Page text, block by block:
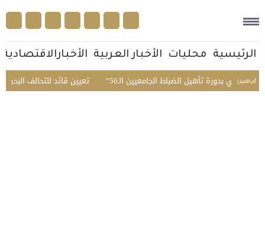
الرئيسية محليات الأخبار العربية الأخبارالاقتصادية
أخر الأخبار | تعيين قائد للتحالف البحري بدورة تأهيل الضباط الجامعيين الـ56